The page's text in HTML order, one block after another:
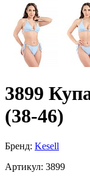
3899
(38-46)
Бренд: Kesell
Артикул: 3899